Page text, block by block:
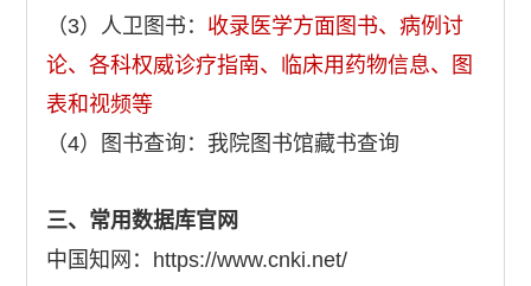
（3）人卫图书： 收录医学方面图书、病例讨
论、各科权威诊疗指南、临床用药物信息、图
表和视频等
（4）图书查询：我院图书馆藏书查询
三、常用数据库官网
中国知网：https://www.cnki.net/